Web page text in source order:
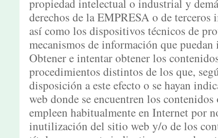
propiedad intelectual o industrial y
derechos de la EMPRESA o de
así como los dispositivos técnicos de
mecanismos de información que
Obtener e intentar obtener los
procedimientos distintos de los que,
disposición a este efecto o se hayan
web donde se encuentren los
empleen habitualmente en Internet por
inutilización del sitio web y/o de los